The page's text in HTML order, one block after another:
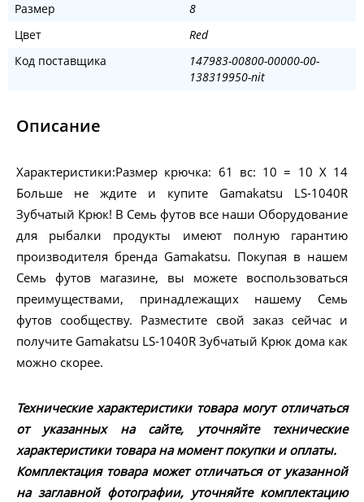
Размер
8
Цвет
Red
Код поставщика
147983-00800-00000-00-
138319950-nit
Описание
Характеристики:Размер крючка: 61 вс: 10 = 10 X 14
Больше не ждите и купите Gamakatsu LS-1040R
Зубчатый Крюк! В Семь футов все наши Оборудование
для рыбалки продукты имеют полную гарантию
производителя бренда Gamakatsu. Покупая в нашем
Семь футов магазине, вы можете воспользоваться
преимуществами, принадлежащих нашему Семь
футов сообществу. Разместите свой заказ сейчас и
получите Gamakatsu LS-1040R Зубчатый Крюк дома как
можно скорее.
Технические характеристики товара могут отличаться
от указанных на сайте, уточняйте технические
характеристики товара на момент покупки и оплаты.
Комплектация товара может отличаться от указанной
на заглавной фотографии, уточняйте комплектацию